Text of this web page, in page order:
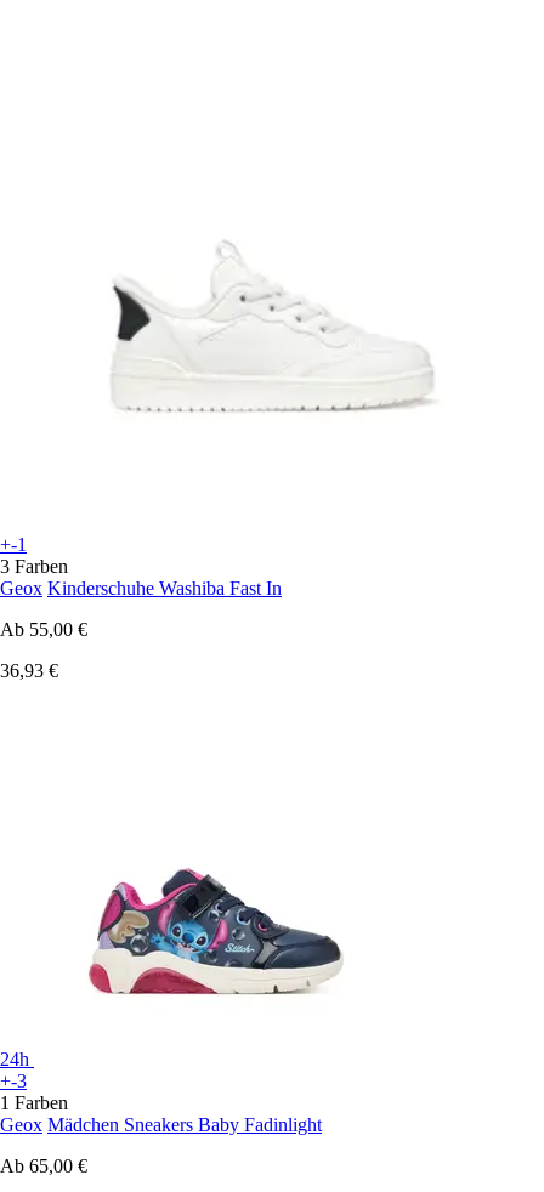
+-1
3 Farben
Geox Kinderschuhe Washiba Fast In
Ab 55,00 €
36,93 €
24h
+-3
1 Farben
Geox Mädchen Sneakers Baby Fadinlight
Ab 65,00 €